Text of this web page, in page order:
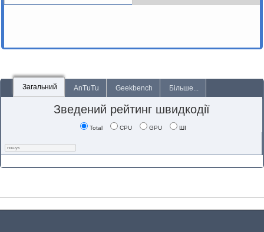
Загальний AnTuTu Geekbench Більше...
Зведений рейтинг швидкодії
Total CPU GPU ШІ